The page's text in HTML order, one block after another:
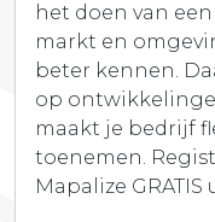
het doen van een
markt en
beter kennen.
op
maakt je bedrijf
toenemen.
Mapalize GRATIS